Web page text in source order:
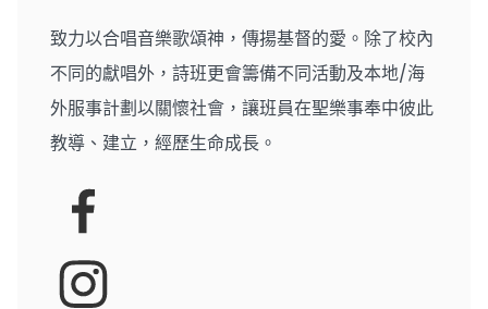
致力以合唱音樂歌頌神，傳揚基督的愛。除了校內
不同的獻唱外，詩班更會籌備不同活動及本地/海
外服事計劃以關懷社會，讓班員在聖樂事奉中彼此
教導、建立，經歷生命成長。